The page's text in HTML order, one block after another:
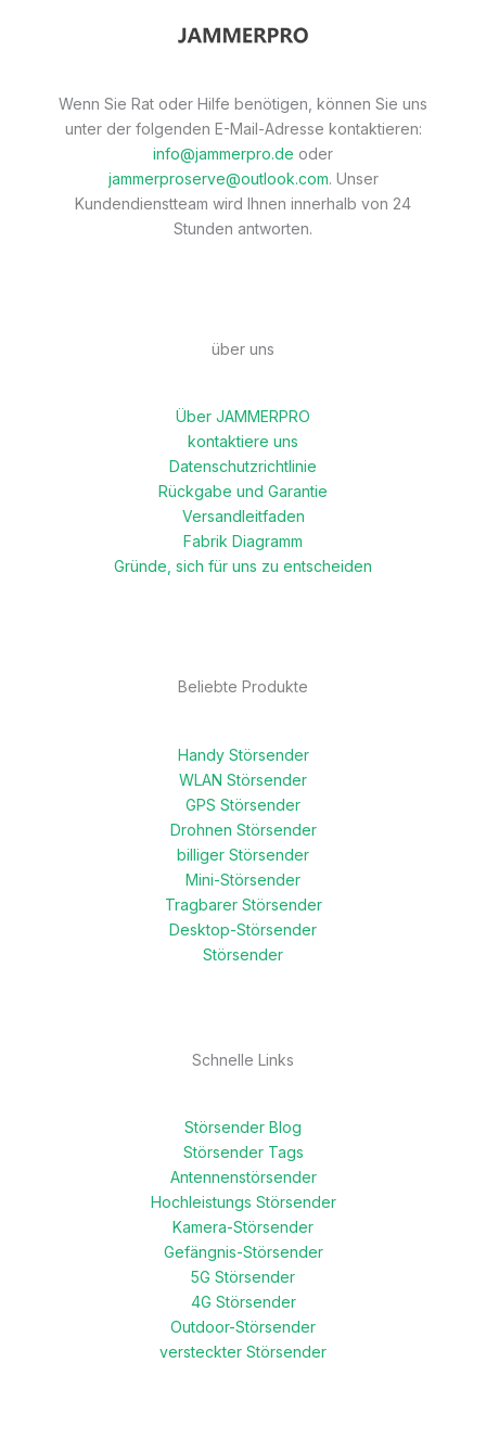
Wenn Sie Rat oder Hilfe benötigen, können Sie uns
unter der folgenden E-Mail-Adresse kontaktieren:
info@jammerpro.de oder
jammerproserve@outlook.com. Unser
Kundendienstteam wird Ihnen innerhalb von 24
Stunden antworten.
über uns
Über JAMMERPRO
kontaktiere uns
Datenschutzrichtlinie
Rückgabe und Garantie
Versandleitfaden
Fabrik Diagramm
Gründe, sich für uns zu entscheiden
Beliebte Produkte
Handy Störsender
WLAN Störsender
GPS Störsender
Drohnen Störsender
billiger Störsender
Mini-Störsender
Tragbarer Störsender
Desktop-Störsender
Störsender
Schnelle Links
Störsender Blog
Störsender Tags
Antennenstörsender
Hochleistungs Störsender
Kamera-Störsender
Gefängnis-Störsender
5G Störsender
4G Störsender
Outdoor-Störsender
versteckter Störsender